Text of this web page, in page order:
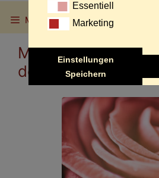
Menu
Meine Sexualität
decken
EssentiellEssentiell
MarketingMarketing
Einstellungen
Speichern